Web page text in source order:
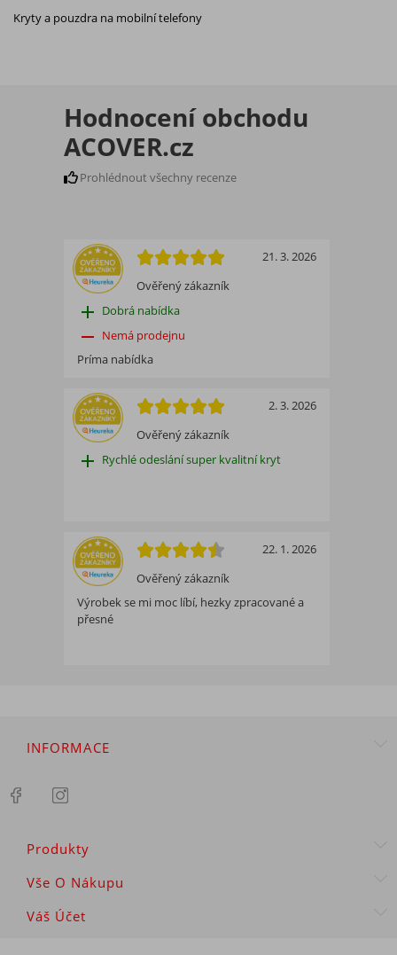
Kryty a pouzdra na mobilní telefony
Hodnocení obchodu
ACOVER.cz
Prohlédnout všechny recenze
Ověřený zákazník
21. 3. 2026
add Dobrá nabídka
remove Nemá prodejnu
Príma nabídka
Ověřený zákazník
2. 3. 2026
add Rychlé odeslání super kvalitní kryt
Ověřený zákazník
22. 1. 2026
Výrobek se mi moc líbí, hezky zpracované a
přesné
INFORMACE
Produkty
Vše O Nákupu
Váš Účet